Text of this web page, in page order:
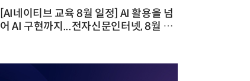
[AI네이티브 교육 8월 일정] AI 활용을 넘
어 AI 구현까지...전자신문인터넷, 8월 실